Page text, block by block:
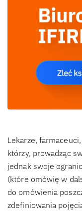
Lekarze,
którzy, prowadząc
jednak swoje
(które omówię w
do omówienia
zdefiniowania